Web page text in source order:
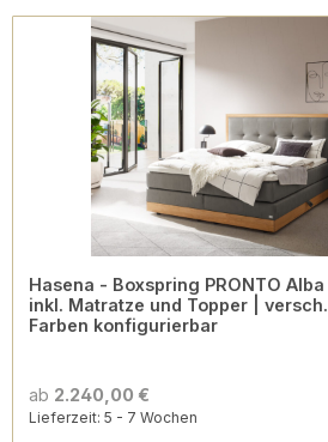
Hasena - Boxspring PRONTO Alba | mit Stauraum |
inkl. Matratze und Topper |
Farben konfigurierbar
ab 2.240,00 €
Lieferzeit: 5 - 7 Wochen